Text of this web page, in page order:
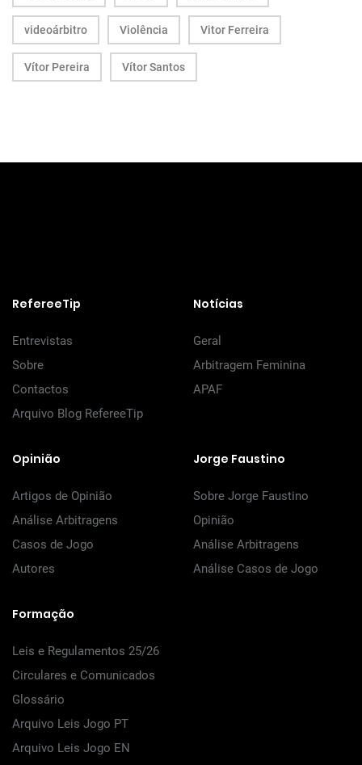
videoárbitro Violência Vitor Ferreira
Vítor Pereira Vítor Santos
RefereeTip
Entrevistas
Sobre
Contactos
Arquivo Blog RefereeTip
Notícias
Geral
Arbitragem Feminina
APAF
Opinião
Artigos de Opinião
Análise Arbitragens
Casos de Jogo
Autores
Jorge Faustino
Sobre Jorge Faustino
Opinião
Análise Arbitragens
Análise Casos de Jogo
Formação
Leis e Regulamentos 25/26
Circulares e Comunicados
Glossário
Arquivo Leis Jogo PT
Arquivo Leis Jogo EN